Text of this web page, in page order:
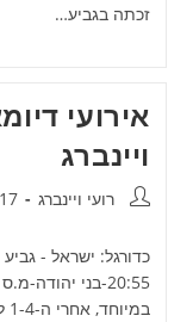
זכתה בגביע…
ויינברג
מחבר:רועי ויינברג
כדורגל: ישראל -